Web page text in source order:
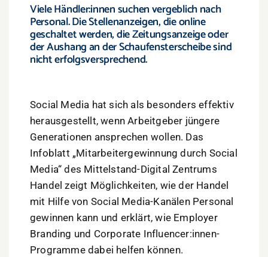
Viele Händler:innen suchen vergeblich nach
Personal. Die Stellenanzeigen, die online
geschaltet werden, die Zeitungsanzeige oder
der Aushang an der Schaufensterscheibe sind
nicht erfolgsversprechend.
Social Media hat sich als besonders effektiv
herausgestellt, wenn Arbeitgeber jüngere
Generationen ansprechen wollen. Das
Infoblatt „Mitarbeitergewinnung durch Social
Media“ des Mittelstand-Digital Zentrums
Handel zeigt Möglichkeiten, wie der Handel
mit Hilfe von Social Media-Kanälen Personal
gewinnen kann und erklärt, wie Employer
Branding und Corporate Influencer:innen-
Programme dabei helfen können.